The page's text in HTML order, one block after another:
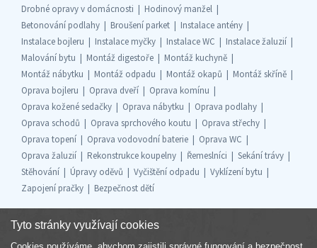
Drobné opravy v domácnosti
Hodinový manžel
Betonování podlahy
Broušení parket
Instalace antény
Instalace bojleru
Instalace myčky Instalace WC
Instalace žaluzií
Malování bytu
Montáž digestoře
Montáž kuchyně
Montáž nábytku
Montáž odpadu Montáž okapů
Montáž skříně
Oprava bojleru
Oprava dveří
Oprava komínu
Oprava kožené sedačky
Oprava nábytku
Oprava podlahy
Oprava schodů
Oprava sprchového koutu
Oprava střechy
Oprava topení
Oprava vodovodní baterie
Oprava WC
Oprava žaluzií
Rekonstrukce koupelny Řemeslníci
Sekání trávy
Stěhování
Úpravy oděvů Vyčištění odpadu
Vyklízení bytu
Zapojení pračky
Bezpečnost dětí
Tyto stránky využívají cookies